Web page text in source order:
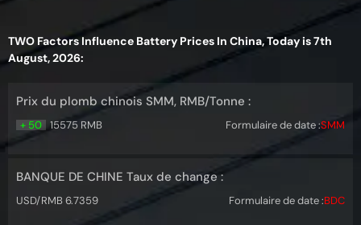
TWO Factors Influence Battery Prices In China, Today is 7th
August, 2026:
Prix du plomb chinois SMM, RMB/Tonne :
+ 50 15575 RMB Formulaire de date :SMM
BANQUE DE CHINE Taux de change :
USD/RMB 6.7359 Formulaire de date :BDC